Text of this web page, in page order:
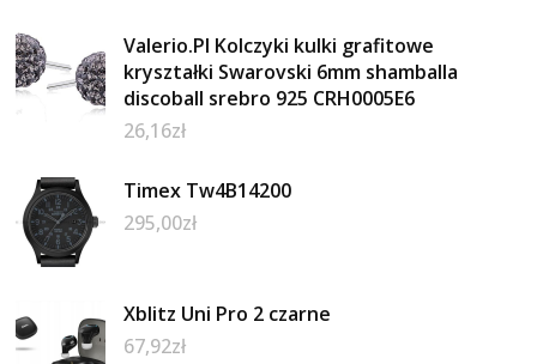
Valerio.Pl Kolczyki kulki grafitowe
kryształki Swarovski 6mm shamballa
discoball srebro 925 CRH0005E6
26,16zł
Timex Tw4B14200
295,00zł
Xblitz Uni Pro 2 czarne
67,92zł